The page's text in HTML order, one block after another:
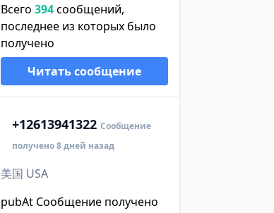
Всего 394сообщений,
последнее из которых было
получено
Читать сообщение
+12613941322 Сообщение
получено 8 дней назад
美国 USA
pubAt Сообщение получено